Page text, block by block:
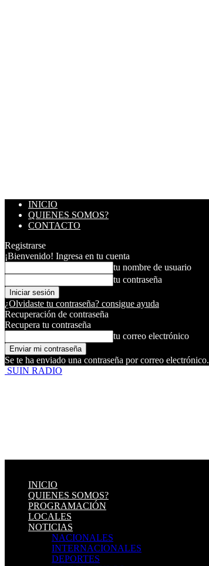
INICIO
QUIENES SOMOS?
CONTACTO
Registrarse
¡Bienvenido! Ingresa en tu cuenta
tu nombre de usuario
tu contraseña
¿Olvidaste tu contraseña? consigue ayuda
Recuperación de contraseña
Recupera tu contraseña
tu correo electrónico
Se te ha enviado una contraseña por correo electrónico.
SUIN RADIO
INICIO
QUIENES SOMOS?
PROGRAMACIÓN
LOCALES
NOTICIAS
NACIONALES
INTERNACIONALES
DEPORTES